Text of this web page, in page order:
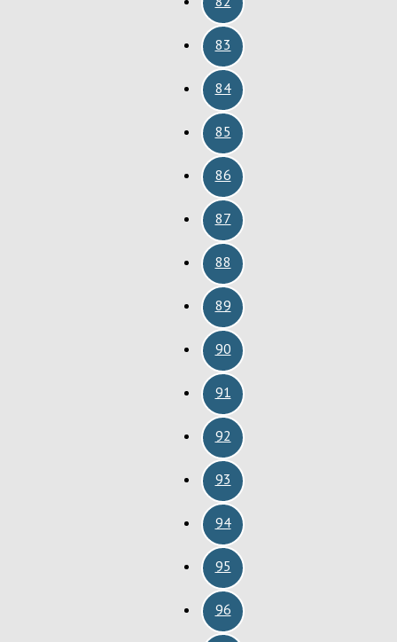
83
84
85
86
87
88
89
90
91
92
93
94
95
96